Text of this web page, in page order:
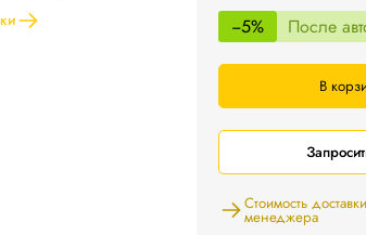
−5% После
В
Стоимость
менеджера